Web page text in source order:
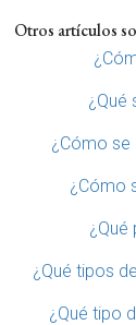
Otros artículos
¿Qué
¿Cómo se
¿Cómo
¿Qué
¿Qué tipos
¿Qué tipo